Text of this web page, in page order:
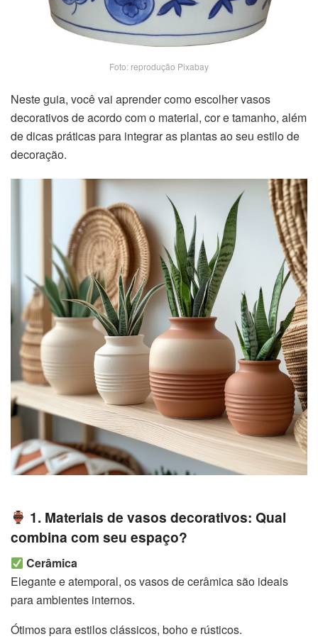
Foto: reprodução Pixabay
Neste guia, você vai aprender como escolher vasos
decorativos de acordo com o material, cor e tamanho, além
de dicas práticas para integrar as plantas ao seu estilo de
decoração.
1. Materiais de vasos decorativos: Qual
combina com seu espaço?
Cerâmica
Elegante e atemporal, os vasos de cerâmica são ideais
para ambientes internos.
Ótimos para estilos clássicos, boho e rústicos.